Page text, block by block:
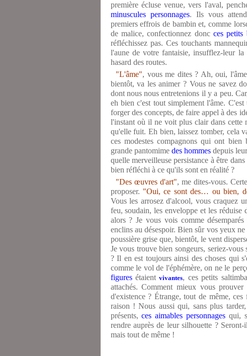
première écluse venue, vers l'aval,
minuscules personnages. Ils vous
premiers effrois de bambin et, comme
de malice, confectionnez doncces petits
réfléchissez pas. Ces touchants
l'aune de votre fantaisie, insufflez-leur
hasard des routes.
"L'âme", vous me dites ? Ah, oui,
bientôt, va les animer ? Vous ne savez
dont nous nous entretenions il y a peu.
eh bien c'est tout simplement l'âme. C'est
forger des concepts, de faire appel à des
l'instant où il ne voit plus clair dans cette
qu'elle fuit. Eh bien, laissez tomber, cela
ces modestes compagnons qui ont
grande pantomime des hommes depuis
quelle merveilleuse persistance à être
bien réfléchi à ce qu'ils sont en réalité ?
"Des œuvres d'art", me dites-vous.
proposer. "Oui, ce sont des… ou bien,
Vous les arrosez d'alcool, vous craquez
feu, soudain, les enveloppe et les réduise
alors ? Je vous vois comme
enclins au désespoir. Bien sûr vos yeux
poussière grise que, bientôt, le vent
Je vous trouve bien songeurs, seriez-
? Il en est toujours ainsi des choses qui
comme le vol de l'éphémère, on ne le
figuresétaientvivantes, ces petits
attachés. Comment mieux vous
d'existence ? Étrange, tout de même,
raison ! Nous aussi qui, sans plus
présents,ces aimables personnages qui,
rendre auprès de leur silhouette ?
mais tout de même !